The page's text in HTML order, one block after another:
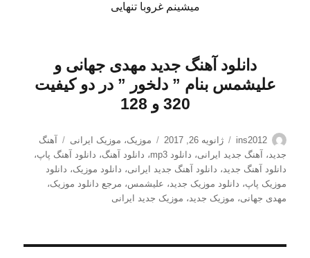
میشینم غروبا تنهایی
دانلود آهنگ جدیدمهدی جهانی و
علیشمس بنام ” دلخور ” در دو کیفیت
320 و 128
نویسنده
ins2012
ارسال
شده
در
ژانویه 26, 2017 دسته‌ها
موزیک، موزیک ایرانی برچسب‌ها
آهنگ
جدید، آهنگ جدید ایرانی، دانلود mp3 ، دانلود آهنگ، دانلود آهنگ پاپ،
دانلود آهنگ جدید، دانلود آهنگ جدید ایرانی، دانلود موزیک، دانلود
موزیک پاپ، دانلود موزیک جدید، علیشمس، مرجع دانلود موزیک،
مهدی جهانی، موزیک جدید، موزیک جدید ایرانی